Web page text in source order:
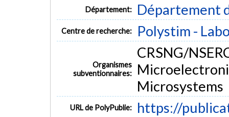
Département: Département
Centre de recherche: Polystim -
Organismes
subventionnaires:
CRSNG/
Microsystems
URL de PolyPublie: https://